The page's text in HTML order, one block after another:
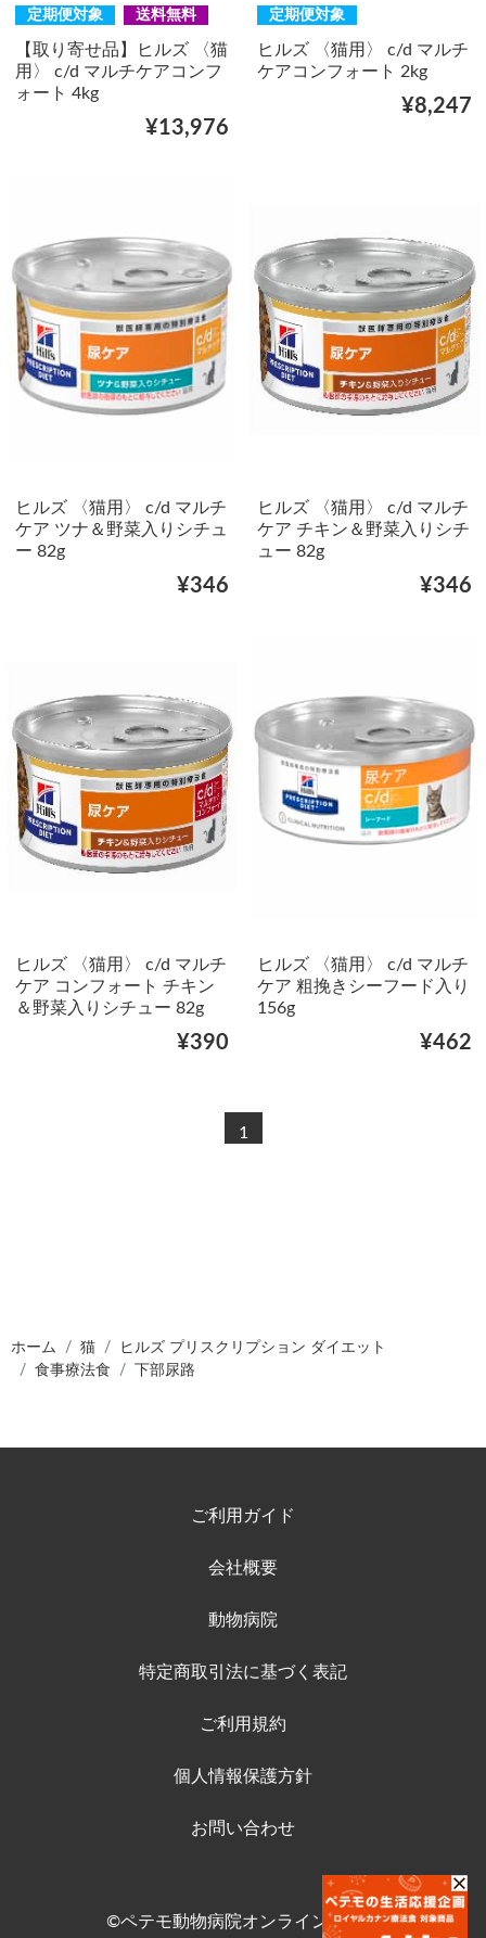
定期便対象 送料無料
【取り寄せ品】ヒルズ 〈猫
用〉 c/d マルチケアコンフ
ォート 4kg
¥13,976
定期便対象
ヒルズ 〈猫用〉 c/d マルチ
ケアコンフォート 2kg
¥8,247
ヒルズ 〈猫用〉 c/d マルチ
ケア ツナ＆野菜入りシチュ
ー 82g
¥346
ヒルズ 〈猫用〉 c/d マルチ
ケア チキン＆野菜入りシチ
ュー 82g
¥346
ヒルズ 〈猫用〉 c/d マルチ
ケア コンフォート チキン
＆野菜入りシチュー 82g
¥390
ヒルズ 〈猫用〉 c/d マルチ
ケア 粗挽きシーフード入り
156g
¥462
1
ホーム 猫
ヒルズ プリスクリプション ダイエット
食事療法食
下部尿路
ご利用ガイド
会社概要
動物病院
特定商取引法に基づく表記
ご利用規約
個人情報保護方針
お問い合わせ
©ペテモ動物病院オンラインストア